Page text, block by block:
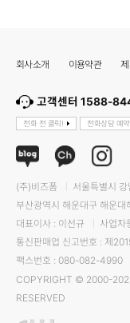
회사소개 이용약관
고객센터 1588-
전화 전 클릭! 전화상담 예약
(주)비즈폼
서울특별시
부산광역시 해운대구 해운
대표이사 : 이선규
사업
통신판매업 신고번호 : 제
팩스번호 : 080-082-4990
COPYRIGHT © 2000-
RESERVED